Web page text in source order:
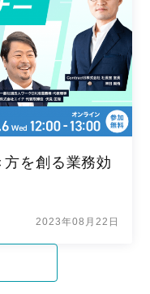
方を創る業務効
2023年08月22日